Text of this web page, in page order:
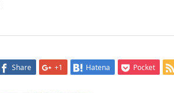
Share +1 Hatena Pocket